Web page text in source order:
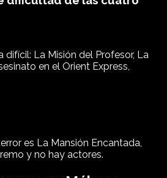
difícil: La Misión del Profesor, La
en el Orient Express,
es La Mansión Encantada,
y no hay actores.